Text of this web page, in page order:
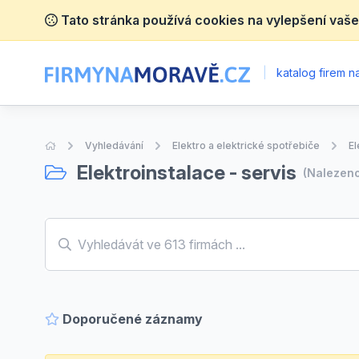
Tato stránka používá cookies na vylepšení
katalog firem
Úvodní stránka
Vyhledávání Elektro a elektrické spotřebiče
Elektroinstalace - servis
Doporučené záznamy